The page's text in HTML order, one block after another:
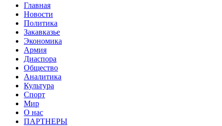
Главная
Новости
Политика
Закавказье
Экономика
Армия
Диаспора
Общество
Аналитика
Культура
Спорт
Мир
О нас
ПАРТНЕРЫ